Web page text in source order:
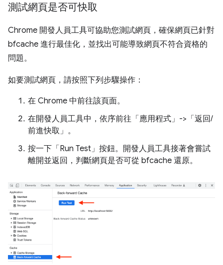
測試網頁是否可快取
Chrome 開發人員工具可協助您測試網頁，確保網頁已針對
bfcache 進行最佳化，並找出可能導致網頁不符合資格的
問題。
如要測試網頁，請按照下列步驟操作：
在 Chrome 中前往該頁面。
在開發人員工具中，依序前往「應用程式」 ->「返回/
前進快取」 。
按一下「Run Test」 按鈕。開發人員工具接著會嘗試
離開並返回，判斷網頁是否可從 bfcache 還原。